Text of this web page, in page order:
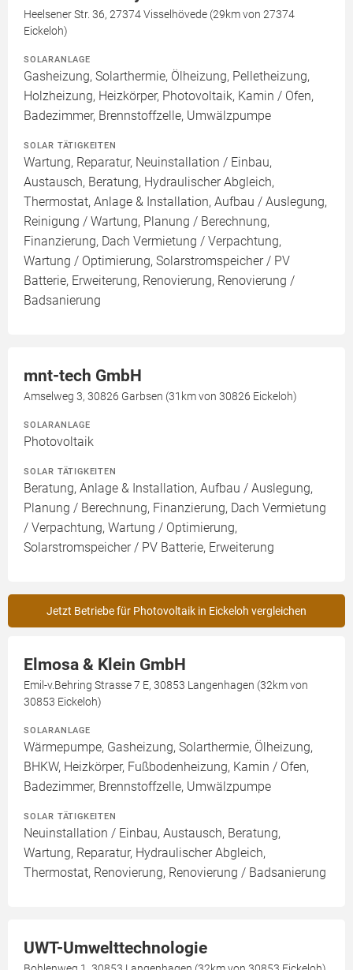
Heelsener Str. 36, 27374 Visselhövede (29km von 27374
Eickeloh)
SOLARANLAGE
Gasheizung, Solarthermie, Ölheizung, Pelletheizung,
Holzheizung, Heizkörper, Photovoltaik, Kamin / Ofen,
Badezimmer, Brennstoffzelle, Umwälzpumpe
SOLAR TÄTIGKEITEN
Wartung, Reparatur, Neuinstallation / Einbau,
Austausch, Beratung, Hydraulischer Abgleich,
Thermostat, Anlage & Installation, Aufbau / Auslegung,
Reinigung / Wartung, Planung / Berechnung,
Finanzierung, Dach Vermietung / Verpachtung,
Wartung / Optimierung, Solarstromspeicher / PV
Batterie, Erweiterung, Renovierung, Renovierung /
Badsanierung
mnt-tech GmbH
Amselweg 3, 30826 Garbsen (31km von 30826 Eickeloh)
SOLARANLAGE
Photovoltaik
SOLAR TÄTIGKEITEN
Beratung, Anlage & Installation, Aufbau / Auslegung,
Planung / Berechnung, Finanzierung, Dach Vermietung
/ Verpachtung, Wartung / Optimierung,
Solarstromspeicher / PV Batterie, Erweiterung
Jetzt Betriebe für Photovoltaik in Eickeloh vergleichen
Elmosa & Klein GmbH
Emil-v.Behring Strasse 7 E, 30853 Langenhagen (32km von
30853 Eickeloh)
SOLARANLAGE
Wärmepumpe, Gasheizung, Solarthermie, Ölheizung,
BHKW, Heizkörper, Fußbodenheizung, Kamin / Ofen,
Badezimmer, Brennstoffzelle, Umwälzpumpe
SOLAR TÄTIGKEITEN
Neuinstallation / Einbau, Austausch, Beratung,
Wartung, Reparatur, Hydraulischer Abgleich,
Thermostat, Renovierung, Renovierung / Badsanierung
UWT-Umwelttechnologie